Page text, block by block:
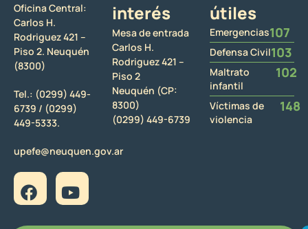
Oficina Central:
Carlos H.
Rodriguez 421 –
Piso 2. Neuquén
(8300)
Tel.: (0299) 449-
6739 / (0299)
449-5333.
upefe@neuquen.gov.ar
interés
Mesa de entrada
Carlos H.
Rodriguez 421 –
Piso 2
Neuquén (CP:
8300)
(0299) 449-6739
útiles
Emergencias107
Defensa Civil103
Maltrato
infantil
102
Víctimas de
violencia
148